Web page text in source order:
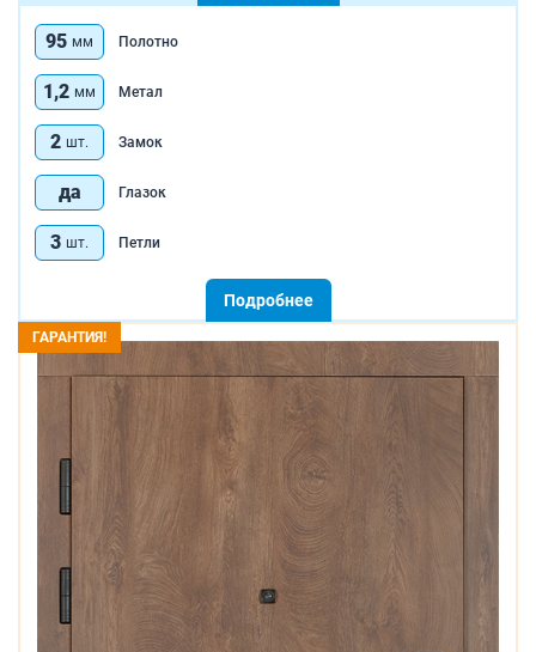
95 мм Полотно
1,2 мм Метал
2 шт. Замок
да Глазок
3 шт. Петли
Подробнее
ГАРАНТИЯ!